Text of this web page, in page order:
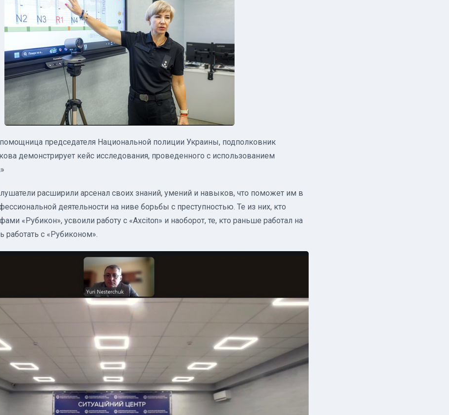
председателя Национальной полиции Украины, подполковник
демонстрирует кейс исследования, проведенного с использованием
расширили арсенал своих знаний, умений и навыков, что поможет им в
деятельности на ниве борьбы с преступностью. Те из них, кто
«Рубикон», усвоили работу с «Axciton» и наоборот, те, кто раньше работал на
работать с «Рубиконом».